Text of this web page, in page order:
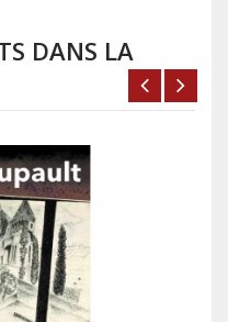
DANS LA